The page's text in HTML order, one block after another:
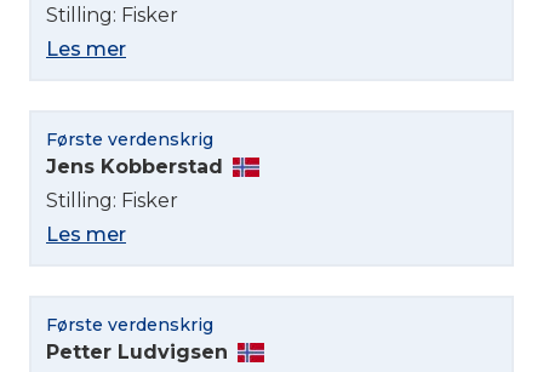
Stilling: Fisker
Les mer
Første verdenskrig
Jens Kobberstad
Stilling: Fisker
Les mer
Første verdenskrig
Petter Ludvigsen